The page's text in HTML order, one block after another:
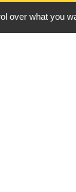
over what you